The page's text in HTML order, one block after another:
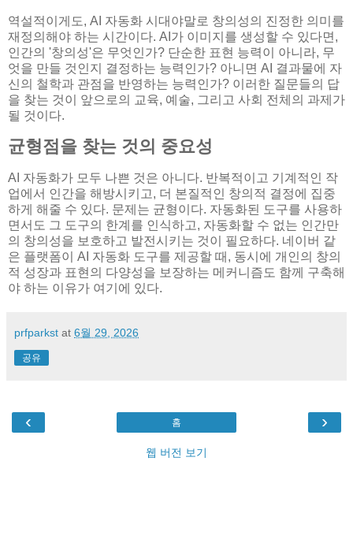
역설적이게도, AI 자동화 시대야말로 창의성의 진정한 의미를
재정의해야 하는 시간이다. AI가 이미지를 생성할 수 있다면,
인간의 '창의성'은 무엇인가? 단순한 표현 능력이 아니라, 무
엇을 만들 것인지 결정하는 능력인가? 아니면 AI 결과물에 자
신의 철학과 관점을 반영하는 능력인가? 이러한 질문들의 답
을 찾는 것이 앞으로의 교육, 예술, 그리고 사회 전체의 과제가
될 것이다.
균형점을 찾는 것의 중요성
AI 자동화가 모두 나쁜 것은 아니다. 반복적이고 기계적인 작
업에서 인간을 해방시키고, 더 본질적인 창의적 결정에 집중
하게 해줄 수 있다. 문제는 균형이다. 자동화된 도구를 사용하
면서도 그 도구의 한계를 인식하고, 자동화할 수 없는 인간만
의 창의성을 보호하고 발전시키는 것이 필요하다. 네이버 같
은 플랫폼이 AI 자동화 도구를 제공할 때, 동시에 개인의 창의
적 성장과 표현의 다양성을 보장하는 메커니즘도 함께 구축해
야 하는 이유가 여기에 있다.
prfparkst at 6월 29, 2026
공유
‹ ›
홈
웹 버전 보기